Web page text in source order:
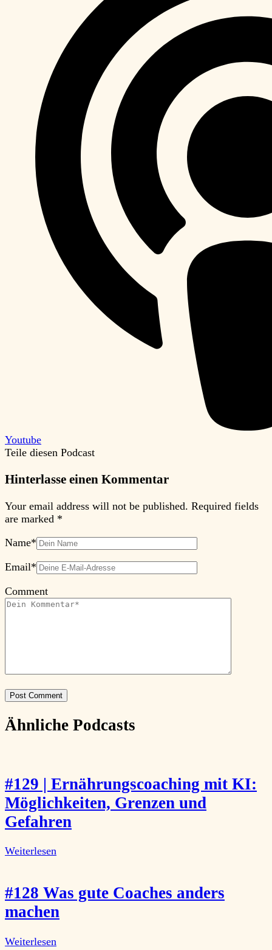
Youtube
Teile diesen Podcast
Hinterlasse einen Kommentar
Your email address will not be published. Required fields
are marked *
Name*
Email*
Comment
Ähnliche Podcasts
#129 | Ernährungscoaching mit KI:
Möglichkeiten, Grenzen und
Gefahren
Weiterlesen
#128 Was gute Coaches anders
machen
Weiterlesen